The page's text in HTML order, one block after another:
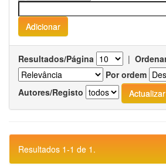
Resultados/Página |
Por ordem
Autores/Registo
Resultados 1-1 de 1.